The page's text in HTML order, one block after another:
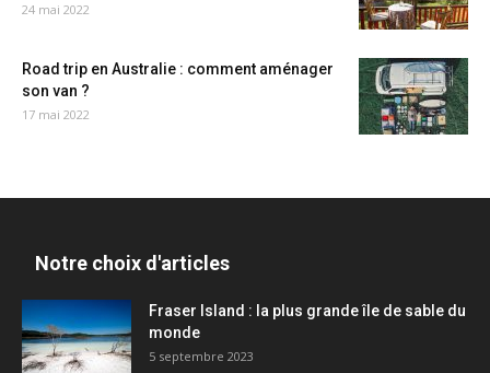
24 mai 2022
Road trip en Australie : comment aménager
son van ?
17 mai 2022
Notre choix d'articles
Fraser Island : la plus grande île de sable du
monde
5 septembre 2023